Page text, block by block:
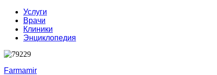
Услуги
Врачи
Клиники
Энциклопедия
Farmamir